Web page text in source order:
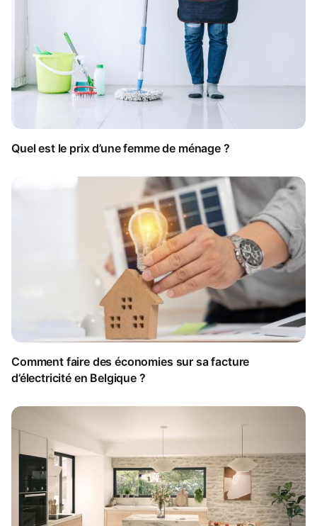
Quel est le prix d’une femme de ménage ?
Comment faire des économies sur sa facture
d’électricité en Belgique ?